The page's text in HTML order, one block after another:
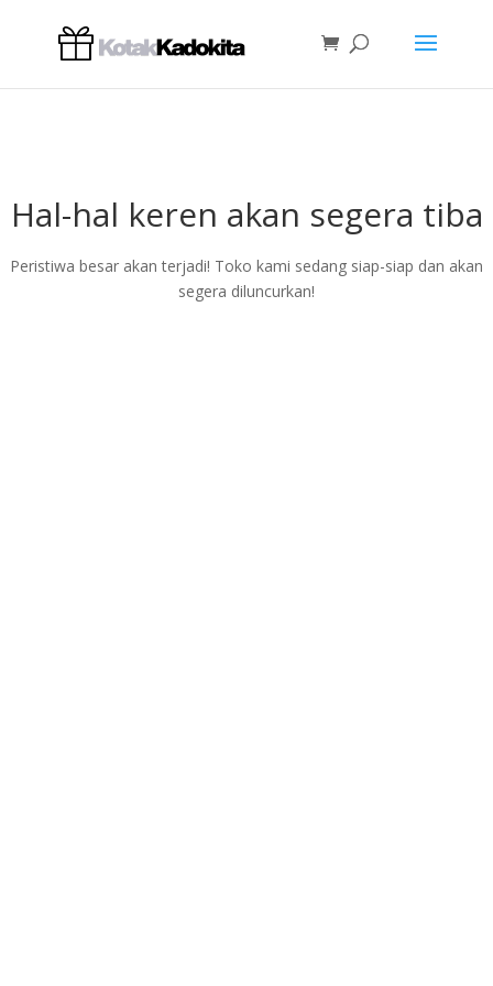
Hal-hal keren akan segera tiba
Peristiwa besar akan terjadi! Toko kami sedang siap-siap dan akan
segera diluncurkan!